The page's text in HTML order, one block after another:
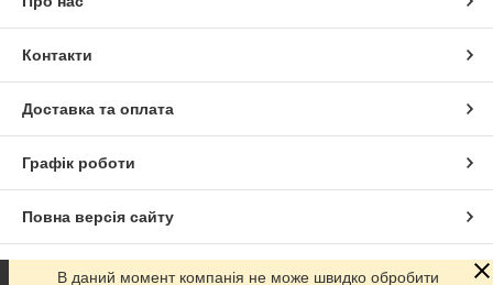
Контакти
Доставка та оплата
Графік роботи
Повна версія сайту
Сайт створено на маркетплейсі
В даний момент компанія не може швидко обробити